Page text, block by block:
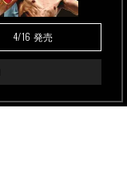
4/16 発売